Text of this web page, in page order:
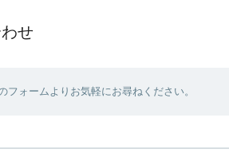
せ
ォームよりお気軽にお尋ねください。